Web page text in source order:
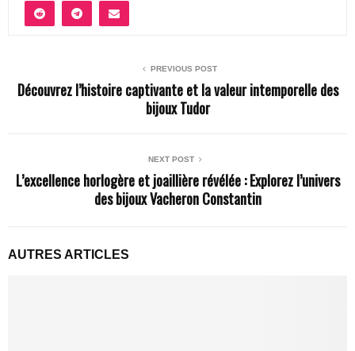
PREVIOUS POST
Découvrez l’histoire captivante et la valeur intemporelle des
bijoux Tudor
NEXT POST
L’excellence horlogère et joaillière révélée : Explorez l’univers
des bijoux Vacheron Constantin
AUTRES ARTICLES